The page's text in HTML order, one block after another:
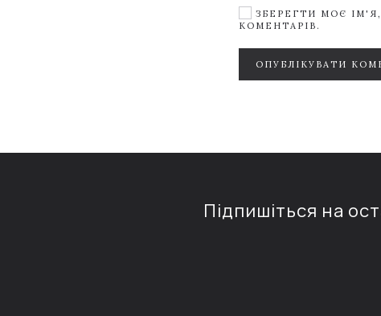
ЗБЕРЕГТИ МОЄ
КОМЕНТАРІВ.
ОПУБЛІКУВАТИ
Підпишіться на